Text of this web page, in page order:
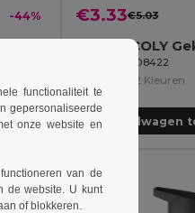
-44% €3.33€5.03
GiftRetail MO8422
+2 Kleuren
Aan winkelwagen
functionaliteit te
gepersonaliseerde
onze website en
van de
de website. U kunt
of blokkeren.